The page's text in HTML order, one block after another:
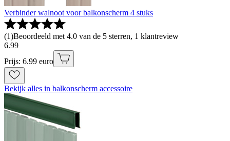
Verbinder walnoot voor balkonscherm 4 stuks
(1)Beoordeeld met 4.0 van de 5 sterren, 1 klantreview
6.99
Prijs: 6.99 euro
Bekijk alles in balkonscherm accessoire